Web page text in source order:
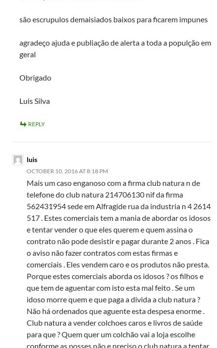
são escrupulos demaisiados baixos para ficarem impunes
agradeço ajuda e publiação de alerta a toda a populção em
geral
Obrigado
Luis Silva
REPLY
luis
OCTOBER 10, 2016 AT 8:18 PM
Mais um caso enganoso com a firma club natura n de
telefone do club natura 214706130 nif da firma
562431954 sede em Alfragide rua da industria n 4 2614
517 . Estes comerciais tem a mania de abordar os idosos
e tentar vender o que eles querem e quem assina o
contrato não pode desistir e pagar durante 2 anos . Fica
o aviso não fazer contratos com estas firmas e
comerciais . Eles vendem caro e os produtos não presta.
Porque estes comerciais aborda os idosos ? os filhos e
que tem de aguentar com isto esta mal feito . Se um
idoso morre quem e que paga a divida a club natura ?
Não há ordenados que aguente esta despesa enorme .
Club natura a vender colchoes caros e livros de saúde
para que ? Quem quer um colchão vai a loja escolhe
conforme as posses não e preciso o club natura a tentar